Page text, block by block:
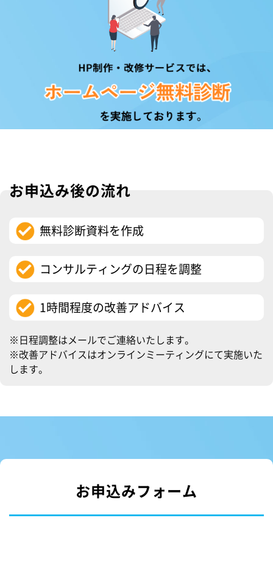
お申込み後の流れ
無料診断資料を作成
コンサルティングの日程を調整
1時間程度の改善アドバイス
※日程調整はメールでご連絡いたします。
※改善アドバイスはオンラインミーティングにて実施いた
します。
お申込みフォーム